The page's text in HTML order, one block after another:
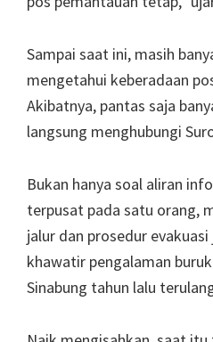
Sampai saat ini, masih
mengetahui keberadaan
Akibatnya, pantas saja
langsung menghubungi
Bukan hanya soal aliran
terpusat pada satu orang,
jalur dan prosedur
khawatir pengalaman
Sinabung tahun lalu